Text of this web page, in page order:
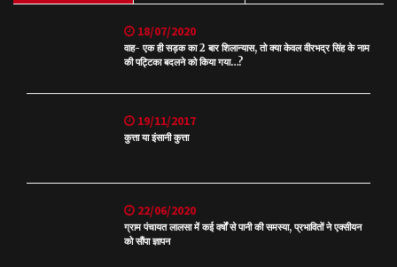
18/07/2020
वाह- एक ही सड़क का 2 बार शिलान्यास, तो क्या केवल वीरभद्र सिंह के नाम
की पट्टिका बदलने को किया गया…?
19/11/2017
कुत्ता या इंसानी कुत्ता
22/06/2020
ग्राम पंचायत लालसा में कई वर्षों से पानी की समस्या, प्रभावितों ने एक्सीयन
को सौंपा ज्ञापन